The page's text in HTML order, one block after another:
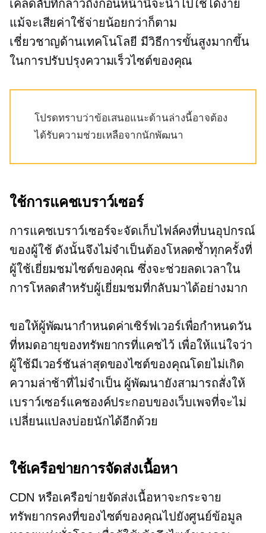
เคล็ดลับที่กล่าวถึงก่อนหน้านี้จะนำไปใช้ได้ง่าย
แม้จะเสียค่าใช้จ่ายน้อยกว่าก็ตาม
เชี่ยวชาญด้านเทคโนโลยี มีวิธีการขั้นสูงมากขึ้น
ในการปรับปรุงความเร็วไซต์ของคุณ
โปรดทราบว่าข้อเสนอแนะด้านล่างนี้อาจต้อง
ได้รับความช่วยเหลือจากนักพัฒนา
ใช้การแคชเบราว์เซอร์
การแคชเบราว์เซอร์จะจัดเก็บไฟล์คงที่บนอุปกรณ์
ของผู้ใช้ ดังนั้นจึงไม่จำเป็นต้องโหลดซ้ำทุกครั้งที่
ผู้ใช้เยี่ยมชมไซต์ของคุณ ซึ่งจะช่วยลดเวลาใน
การโหลดสำหรับผู้เยี่ยมชมที่กลับมาได้อย่างมาก
ขอให้ผู้พัฒนากำหนดค่าเซิร์ฟเวอร์เพื่อกำหนดวัน
ที่หมดอายุของทรัพยากรที่แคชไว้ เพื่อให้แน่ใจว่า
ผู้ใช้มีเวอร์ชันล่าสุดของไซต์ของคุณโดยไม่เกิด
ความล่าช้าที่ไม่จำเป็น ผู้พัฒนายังสามารถสั่งให้
เบราว์เซอร์แคชองค์ประกอบของเว็บเพจที่จะไม่
เปลี่ยนแปลงบ่อยนักได้อีกด้วย
ใช้เครือข่ายการจัดส่งเนื้อหา
CDN หรือเครือข่ายจัดส่งเนื้อหาจะกระจาย
ทรัพยากรคงที่ของไซต์ของคุณไปยังศูนย์ข้อมูล